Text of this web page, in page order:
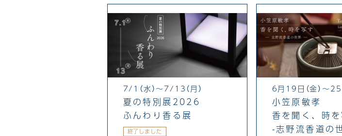
7/1（水）～7/13（月）
夏の特別展2026
ふんわり香る展
終了しました
6月19日（金）〜25
小笠原敏孝
香を聞く、時
-志野流香道の